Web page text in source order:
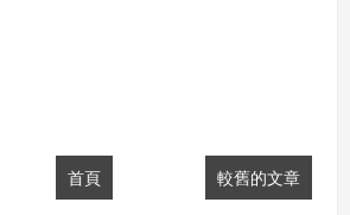
較舊的文章
首頁